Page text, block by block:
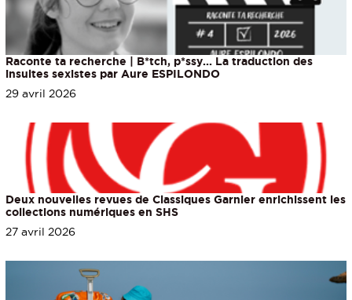
Raconte ta recherche | B*tch, p*ssy... La traduction des
insultes sexistes par Aure ESPILONDO
29 avril 2026
Deux nouvelles revues de Classiques Garnier enrichissent les
collections numériques en SHS
27 avril 2026